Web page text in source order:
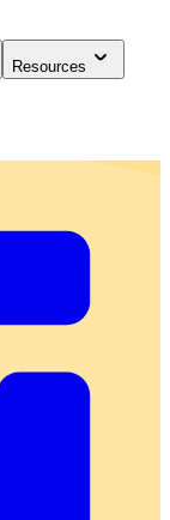
Resources